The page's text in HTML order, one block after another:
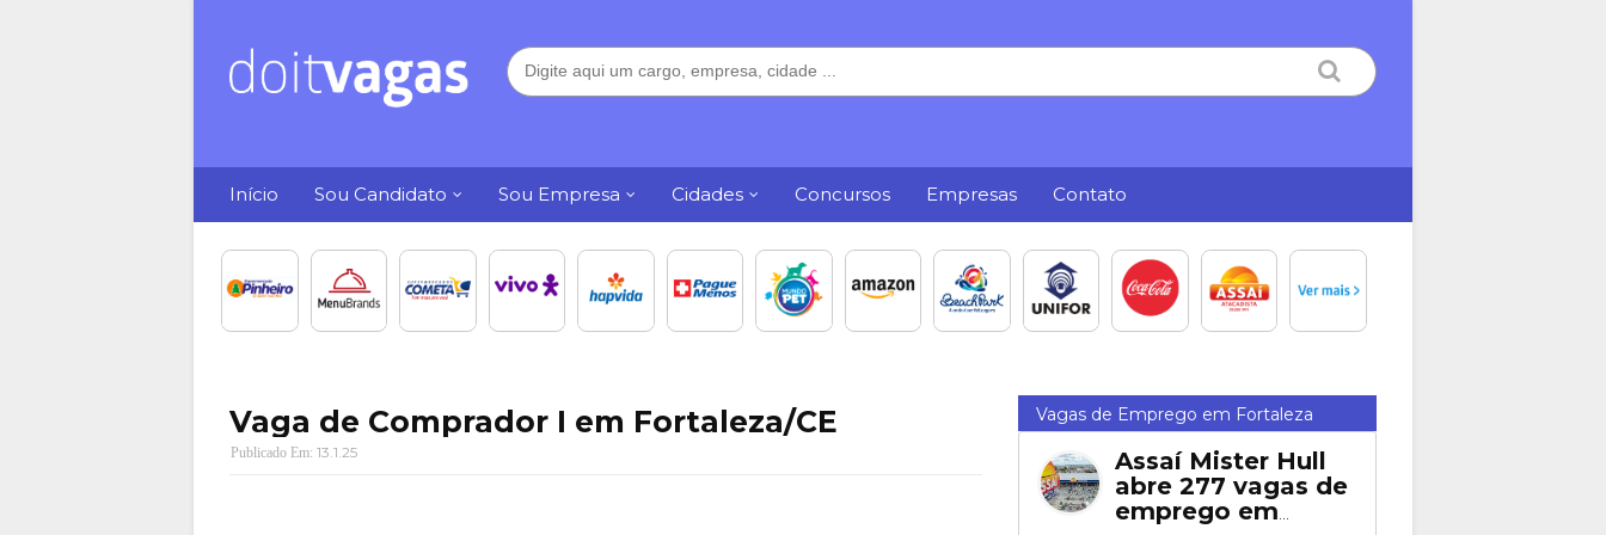
Início Sou Candidato Sou Empresa Cidades Concursos Empresas Contato
Vaga de Comprador I em Fortaleza/CE
13.1.25
Vagas de Emprego em Fortaleza
Assaí Mister Hull
abre 277 vagas de
emprego em